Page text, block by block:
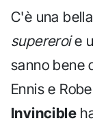
C'è una
supereroie
sanno bene
Ennis e
Invincible